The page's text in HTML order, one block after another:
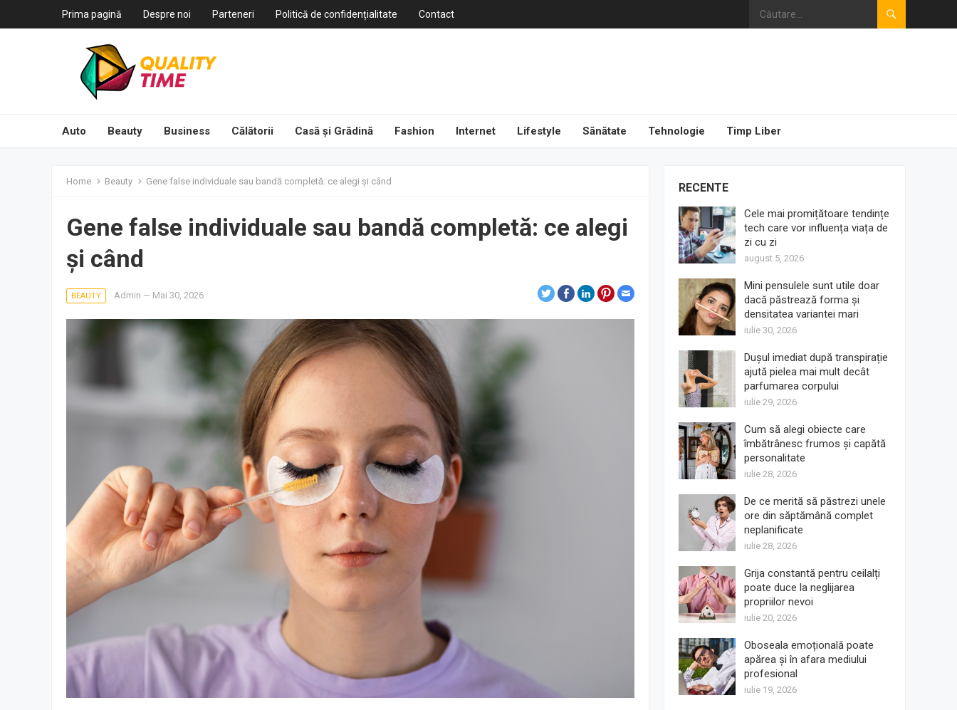
Prima pagină Despre noi Parteneri Politică de confidențialitate Contact
Auto Beauty Business Călătorii Casă și Grădină Fashion Internet Lifestyle Sănătate Tehnologie Timp Liber
Home Beauty Gene false individuale sau bandă completă: ce alegi și când
Gene false individuale sau bandă completă: ce alegi
și când
BEAUTY Admin — Mai 30, 2026
RECENTE
Cele mai promițătoare tendințe
tech care vor influența viața de
zi cu zi
august 5, 2026
Mini pensulele sunt utile doar
dacă păstrează forma și
densitatea variantei mari
iulie 30, 2026
Dușul imediat după transpirație
ajută pielea mai mult decât
parfumarea corpului
iulie 29, 2026
Cum să alegi obiecte care
îmbătrânesc frumos și capătă
personalitate
iulie 28, 2026
De ce merită să păstrezi unele
ore din săptămână complet
neplanificate
iulie 28, 2026
Grija constantă pentru ceilalți
poate duce la neglijarea
propriilor nevoi
iulie 20, 2026
Oboseala emoțională poate
apărea și în afara mediului
profesional
iulie 19, 2026